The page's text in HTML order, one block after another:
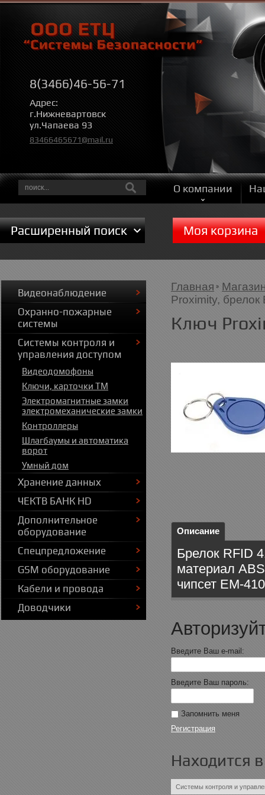
8(3466)46-56-71
Адрес:
г.Нижневартовск
ул.Чапаева 93
83466465671@mail.ru
О компании
Расширенный поиск Моя корзина
Главная
Proximity,
Ключ
Описание
Брелок RFID
материал
чипсет ЕМ-
Введите Ваш e-mail:
Введите Ваш пароль:
Запомнить меня
Регистрация
Находится
Системы контроля и
Видеонаблюдение
Охранно-пожарные
системы
Системы контроля и
управления доступом
Видеодомофоны
Ключи, карточки ТМ
Электромагнитные замки
электромеханические замки
Контроллеры
Шлагбаумы и автоматика
ворот
Умный дом
Хранение данных
ЧЕКТВ БАНК HD
Дополнительное
оборудование
Спецпредложение
GSM оборудование
Кабели и провода
Доводчики